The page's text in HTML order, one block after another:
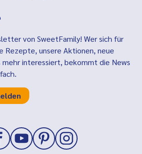
von SweetFamily! Wer sich für
Rezepte, unsere Aktionen, neue
interessiert, bekommt die News